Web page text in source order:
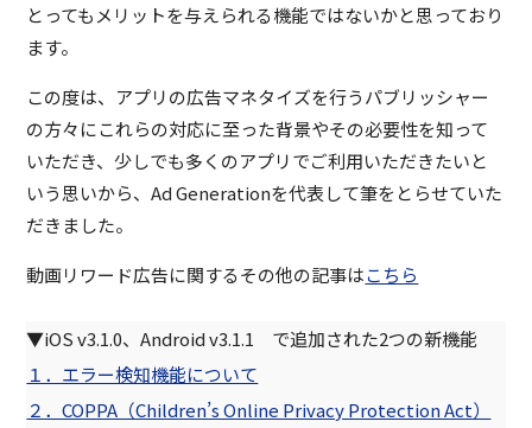
とってもメリットを与えられる機能ではないかと思っており
ます。
この度は、アプリの広告マネタイズを行うパブリッシャー
の方々にこれらの対応に至った背景やその必要性を知って
いただき、少しでも多くのアプリでご利用いただきたいと
いう思いから、Ad Generationを代表して筆をとらせていた
だきました。
動画リワード広告に関するその他の記事はこちら
▼iOS v3.1.0、Android v3.1.1 で追加された2つの新機能
１．エラー検知機能について
２．COPPA（Children’s Online Privacy Protection Act）